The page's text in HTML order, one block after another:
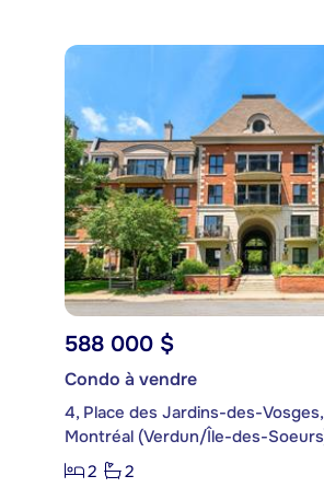
588 000 $
Condo à vendre
4, Place des Jardins-des-
Montréal (Verdun/Île-des-
2
2